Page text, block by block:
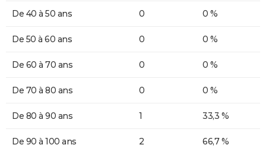
De 40 à 50 ans 0 0 %
De 50 à 60 ans 0 0 %
De 60 à 70 ans 0 0 %
De 70 à 80 ans 0 0 %
De 80 à 90 ans 1 33,3 %
De 90 à 100 ans 2 66,7 %